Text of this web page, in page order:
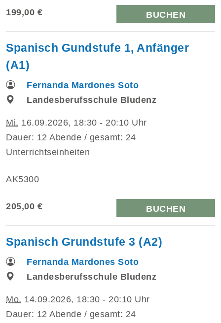
199,00 € BUCHEN
Spanisch Gundstufe 1, Anfänger
(A1)
Fernanda Mardones Soto
Landesberufsschule Bludenz
Mi. 16.09.2026, 18:30 - 20:10 Uhr
Dauer: 12 Abende / gesamt: 24
Unterrichtseinheiten
AK5300
205,00 € BUCHEN
Spanisch Grundstufe 3 (A2)
Fernanda Mardones Soto
Landesberufsschule Bludenz
Mo. 14.09.2026, 18:30 - 20:10 Uhr
Dauer: 12 Abende / gesamt: 24